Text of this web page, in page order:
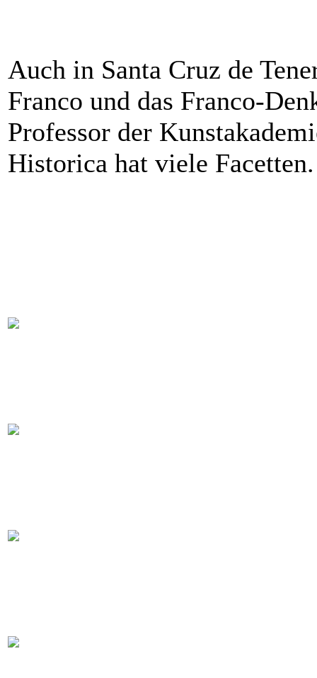
Auch in Santa Cruz de
Franco und das Franco-
Professor der
Historica hat viele Facetten.